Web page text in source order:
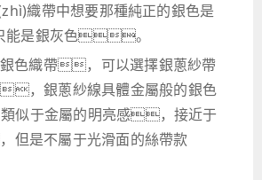
織帶中想要那種純正的銀色是
能是銀灰色。
色織帶，可以選擇銀蔥紗帶
，銀蔥紗線具體金屬般的銀色
似于金屬的明亮感，接近于
是不屬于光滑面的絲帶款